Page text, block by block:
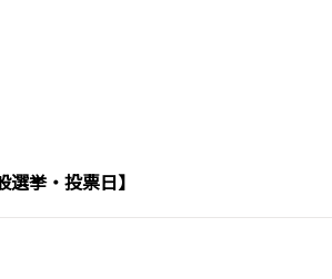
挙・投票日】